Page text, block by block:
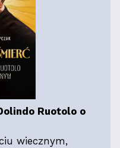
Ruotolo o
wiecznym,